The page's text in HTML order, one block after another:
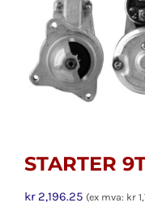
STARTER
kr2,196.25 (ex mva: kr